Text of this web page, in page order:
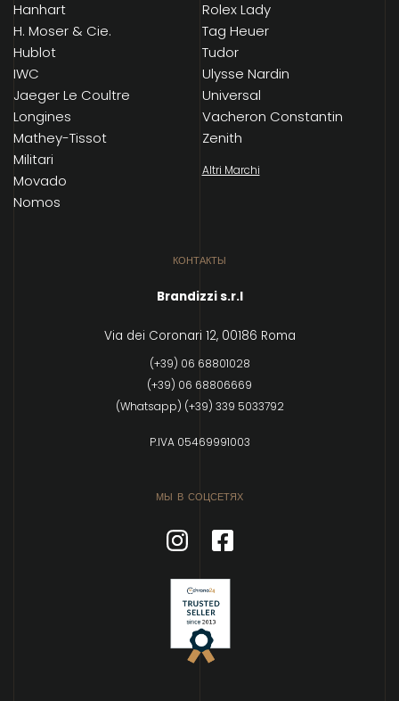
Hanhart
H. Moser & Cie.
Hublot
IWC
Jaeger Le Coultre
Longines
Mathey-Tissot
Militari
Movado
Nomos
Rolex Lady
Tag Heuer
Tudor
Ulysse Nardin
Universal
Vacheron Constantin
Zenith
Altri Marchi
КОНТАКТЫ
Brandizzi s.r.l
Via dei Coronari 12, 00186 Roma
(+39) 06 68801028
(+39) 06 68806669
(Whatsapp) (+39) 339 5033792
P.IVA 05469991003
МЫ В СОЦСЕТЯХ